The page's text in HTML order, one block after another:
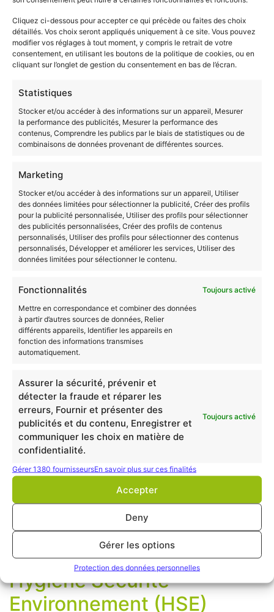
Cliquez ci-dessous pour accepter ce qui précède ou faites des choix
détaillés. Vos choix seront appliqués uniquement à ce site. Vous pouvez
modifier vos réglages à tout moment, y compris le retrait de votre
consentement, en utilisant les boutons de la politique de cookies, ou en
cliquant sur l’onglet de gestion du consentement en bas de l’écran.
Statistiques
Stocker et/ou accéder à des informations sur un appareil, Mesurer
la performance des publicités, Mesurer la performance des
contenus, Comprendre les publics par le biais de statistiques ou de
combinaisons de données provenant de différentes sources.
Marketing
Stocker et/ou accéder à des informations sur un appareil, Utiliser
des données limitées pour sélectionner la publicité, Créer des profils
pour la publicité personnalisée, Utiliser des profils pour sélectionner
des publicités personnalisées, Créer des profils de contenus
personnalisés, Utiliser des profils pour sélectionner des contenus
personnalisés, Développer et améliorer les services, Utiliser des
données limitées pour sélectionner le contenu.
Fonctionnalités
Toujours activé
Mettre en correspondance et combiner des données
à partir d’autres sources de données, Relier
différents appareils, Identifier les appareils en
fonction des informations transmises
automatiquement.
Assurer la sécurité, prévenir et
détecter la fraude et réparer les
erreurs, Fournir et présenter des
publicités et du contenu, Enregistrer et
communiquer les choix en matière de
confidentialité.
Toujours activé
Gérer 1380 fournisseursEn savoir plus sur ces finalités
Accepter
Deny
Gérer les options
Protection des données personnelles
Usages des outils numériques
Exploitation de données à des fins d’analyse
Expression et communication écrites et orales
Positionnement vis-à-vis d’un champ
professionnel
Pour atteindre la certification, vous devez réussir au
moins
75% des modulesdans chaque section de
compétences.
Source :France Compétences
VAE BUT – Hygiène
Sécurité Environnement
(HSE) : Les débouchés
Emplois
Préventeur des risques professionnels
Animateur en santé et sécurité au travail
Chargé de sécurité et environnement
Coordinateur sécurité en BTP
Responsable sécurité
Adjoint au responsable QHSE
Conseiller en prévention
Technicien HSE
Diplômes
professionnelle, la VAE peut vous permettre de
prétendre à de nouveaux diplômes
nous contacter
d’informations.
FAQ sur la VAE BUT –
Hygiène Sécurité
Environnement (HSE)